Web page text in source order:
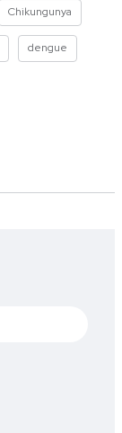
Chikungunya
dengue